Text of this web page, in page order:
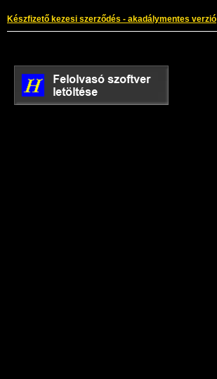
Készfizető kezesi szerződés - akadálymentes verzió